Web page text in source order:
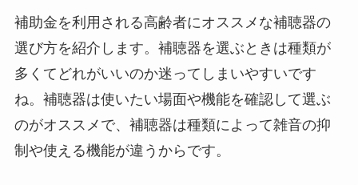
補助金を利用される高齢者にオススメな補聴器の
選び方を紹介します。補聴器を選ぶときは種類が
多くてどれがいいのか迷ってしまいやすいです
ね。補聴器は使いたい場面や機能を確認して選ぶ
のがオススメで、補聴器は種類によって雑音の抑
制や使える機能が違うからです。